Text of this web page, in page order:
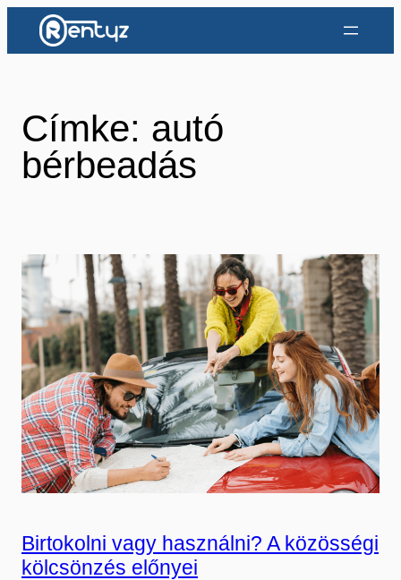
tartalomhoz
Címke: autó
bérbeadás
Birtokolni vagy használni? A közösségi
kölcsönzés előnyei